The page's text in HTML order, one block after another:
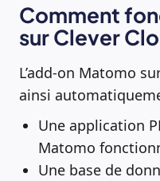
Comment
sur Clever
L’add-on Matomo
ainsi
Une application
Matomo
Une base de